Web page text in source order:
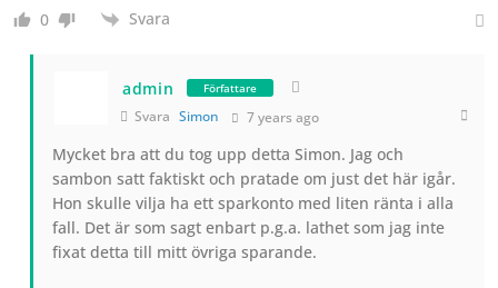
0 Svara
admin Författare
Svara Simon 7 years ago
Mycket bra att du tog upp detta Simon. Jag och
sambon satt faktiskt och pratade om just det här igår.
Hon skulle vilja ha ett sparkonto med liten ränta i alla
fall. Det är som sagt enbart p.g.a. lathet som jag inte
fixat detta till mitt övriga sparande.